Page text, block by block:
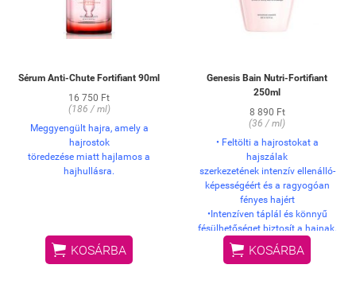
Sérum Anti-Chute Fortifiant 90ml
16 750 Ft
(186 / ml)
Meggyengült hajra, amely a
hajrostok
töredezése miatt hajlamos a
hajhullásra.
 KOSÁRBA
Genesis Bain Nutri-Fortifiant
250ml
8 890 Ft
(36 / ml)
• Feltölti a hajrostokat a
hajszálak
szerkezetének intenzív ellenálló-
képességéért és a ragyogóan
fényes hajért
•Intenzíven táplál és könnyű
fésülhetőséget biztosít a hajnak.
• Csökkenti a hajtöredezés
okozta
 KOSÁRBA